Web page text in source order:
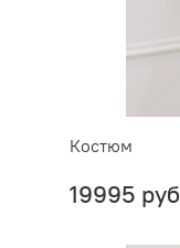
Костюм
19995 руб